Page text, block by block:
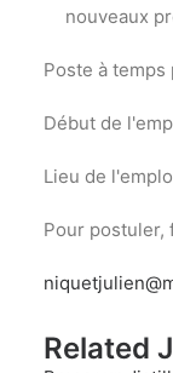
nouveaux
Poste à
Début de
Lieu de
Pour postuler,
n
Related